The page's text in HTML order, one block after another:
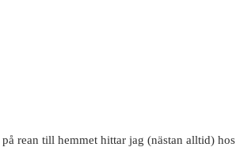
rean till hemmet hittar jag (nästan alltid) hos